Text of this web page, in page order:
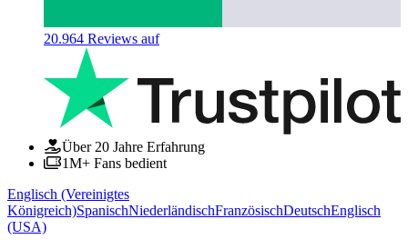
20.964 Reviews auf
Über 20 Jahre Erfahrung
1M+ Fans bedient
Englisch (Vereinigtes
Königreich)SpanischNiederländischFranzösischDeutschEnglisch
(USA)